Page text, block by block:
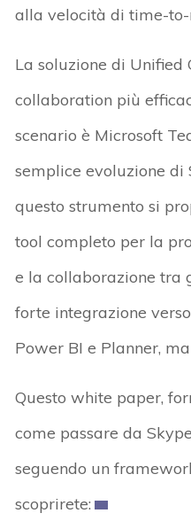
alla velocità di time-
La soluzione di Unified
collaboration più
scenario è Microsoft
semplice evoluzione di
questo strumento si
tool completo per la
e la collaborazione tra
forte integrazione
Power BI e Planner,
Questo white paper,
come passare da
seguendo un
scoprirete: